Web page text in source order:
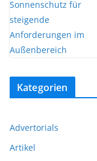
Kategorien
Advertorials
Artikel